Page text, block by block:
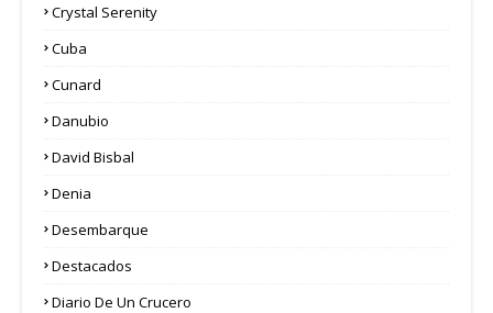
Crystal Serenity
Cuba
Cunard
Danubio
David Bisbal
Denia
Desembarque
Destacados
Diario De Un Crucero